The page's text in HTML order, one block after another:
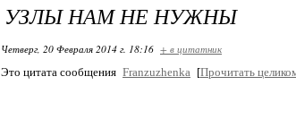
УЗЛЫ НАМ НЕ НУЖНЫ
Четверг, 20 Февраля 2014 г. 18:16 + в цитатник
Это цитата сообщения Franzuzhenka [Прочитать